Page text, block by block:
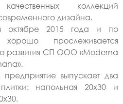
коллекций
дизайна.
октябре 2015 года и по
прослеживается
развития СП ООО «Moderna
выпускает два
напольная 20х30 и